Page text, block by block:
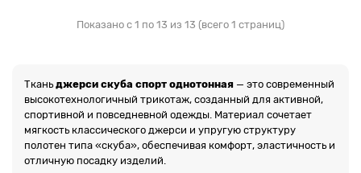
Показано с 1 по 13 из 13 (всего 1 страниц)
Тканьджерси скуба спорт однотонная — это современный
высокотехнологичный трикотаж, созданный для активной,
спортивной и повседневной одежды. Материал сочетает
мягкость классического джерси и упругую структуру
полотен типа «скуба», обеспечивая комфорт, эластичность и
отличную посадку изделий.